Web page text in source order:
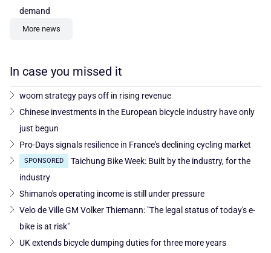
demand
More news
In case you missed it
woom strategy pays off in rising revenue
Chinese investments in the European bicycle industry have only
just begun
Pro-Days signals resilience in France's declining cycling market
SPONSORED
Taichung Bike Week: Built by the industry, for the
industry
Shimano's operating income is still under pressure
Velo de Ville GM Volker Thiemann: "The legal status of today's e-
bike is at risk"
UK extends bicycle dumping duties for three more years